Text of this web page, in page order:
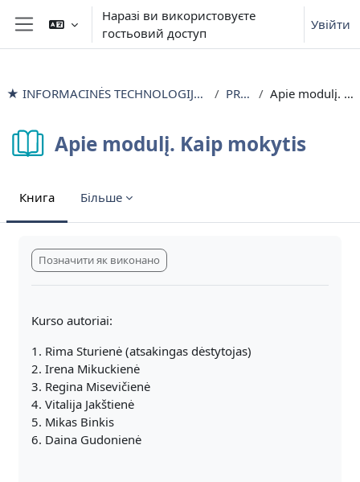
Перейти до головного вмісту
Бокова панель
Наразі ви використовуєте
гостьовий доступ
Увійти
★ INFORMACINĖS TECHNOLOGIJOS išlyginamieji mokymai PRADŽIA Apie modulį. Kaip mokytis
Apie modulį. Kaip mokytis
Книга Більше
Позначити як виконано
Kurso autoriai:
1. Rima Sturienė (atsakingas dėstytojas)
2. Irena Mikuckienė
3. Regina Misevičienė
4. Vitalija Jakštienė
5. Mikas Binkis
6. Daina Gudonienė